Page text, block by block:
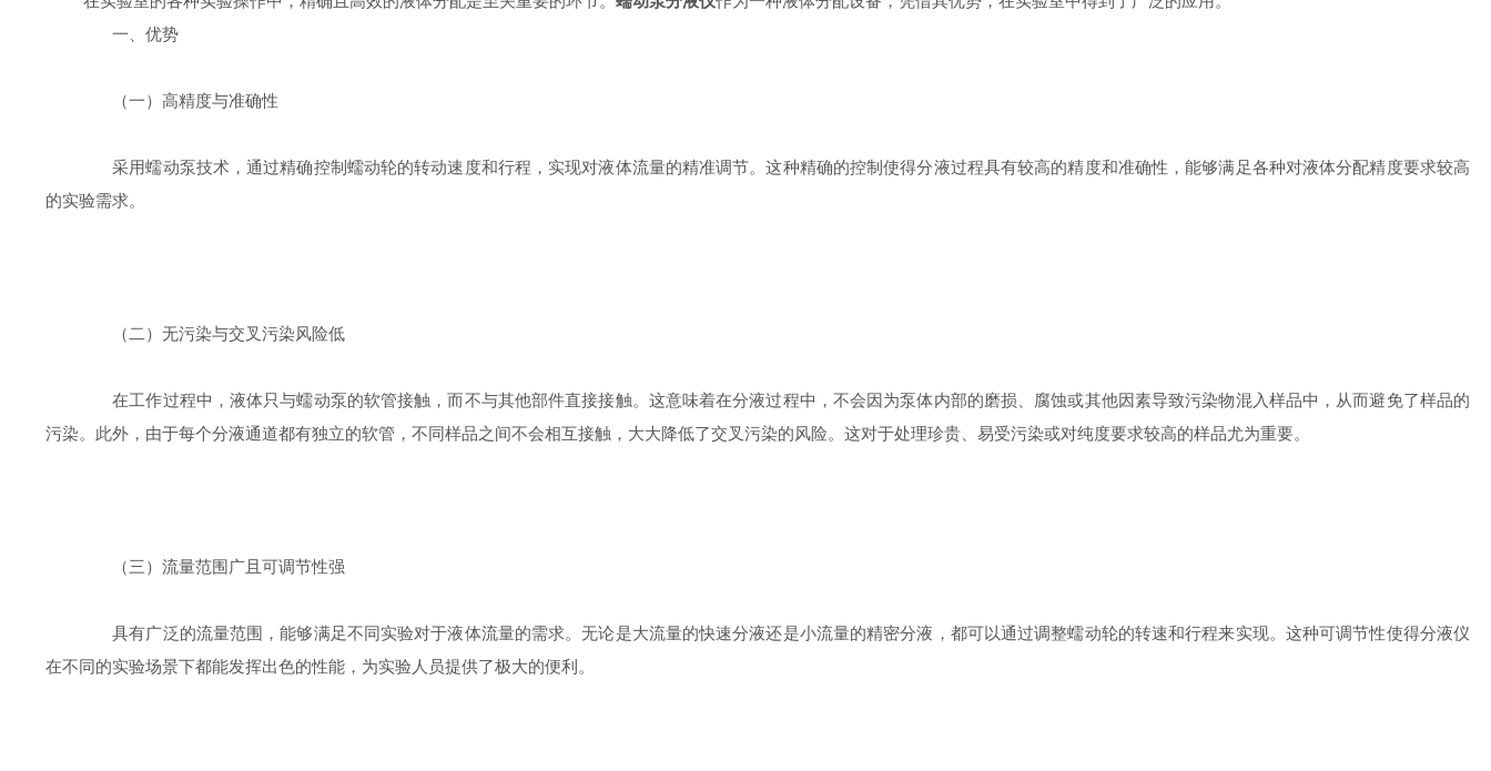
一、优势
（一）高精度与准确性
采用蠕动泵技术，通过精确控制蠕动轮的转动速度和行程，实现对液体流量的精准调节。这种精确的控制使得分液过程具有较高的精度和准确性，能够满足各种对液体分配精度要求较高
的实验需求。
（二）无污染与交叉污染风险低
在工作过程中，液体只与蠕动泵的软管接触，而不与其他部件直接接触。这意味着在分液过程中，不会因为泵体内部的磨损、腐蚀或其他因素导致污染物混入样品中，从而避免了样品的
污染。此外，由于每个分液通道都有独立的软管，不同样品之间不会相互接触，大大降低了交叉污染的风险。这对于处理珍贵、易受污染或对纯度要求较高的样品尤为重要。
（三）流量范围广且可调节性强
具有广泛的流量范围，能够满足不同实验对于液体流量的需求。无论是大流量的快速分液还是小流量的精密分液，都可以通过调整蠕动轮的转速和行程来实现。这种可调节性使得分液仪
在不同的实验场景下都能发挥出色的性能，为实验人员提供了极大的便利。